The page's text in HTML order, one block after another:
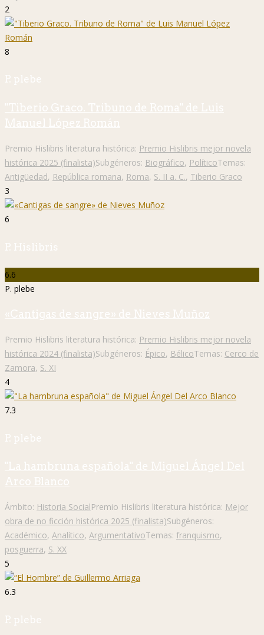
2
8
P. plebe
"Tiberio Graco. Tribuno de Roma" de Luis
Manuel López Román
Premio Hislibris literatura histórica: Premio Hislibris mejor novela
histórica 2025 (finalista)Subgéneros: Biográfico, PolíticoTemas:
Antigüedad, República romana, Roma, S. II a. C., Tiberio Graco
3
6
P. Hislibris
6.6
P. plebe
«Cantigas de sangre» de Nieves Muñoz
Premio Hislibris literatura histórica: Premio Hislibris mejor novela
histórica 2024 (finalista)Subgéneros: Épico, BélicoTemas: Cerco de
Zamora, S. XI
4
7.3
P. plebe
"La hambruna española" de Miguel Ángel Del
Arco Blanco
Ámbito: Historia SocialPremio Hislibris literatura histórica: Mejor
obra de no ficción histórica 2025 (finalista)Subgéneros:
Académico, Analítico, ArgumentativoTemas: franquismo,
posguerra, S. XX
5
6.3
P. plebe